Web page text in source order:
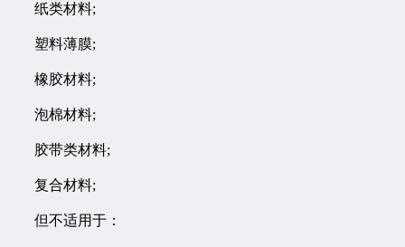
纸类材料;
塑料薄膜;
橡胶材料;
泡棉材料;
胶带类材料;
复合材料;
但不适用于：